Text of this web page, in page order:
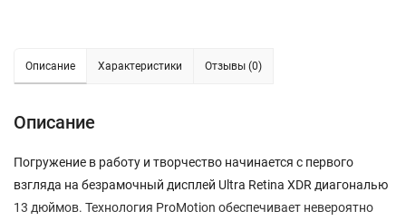
Описание Характеристики Отзывы (0)
Описание
Погружение в работу и творчество начинается с первого
взгляда на безрамочный дисплей Ultra Retina XDR диагональю
13 дюймов. Технология ProMotion обеспечивает невероятно